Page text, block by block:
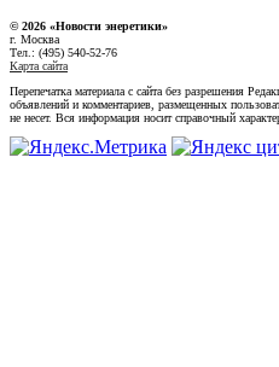
© 2026 «Новости энеретики»
г. Москва
Тел.: (495) 540-52-76
Карта сайта
Перепечатка материала с сайта без разрешения
объявлений и комментариев, размещенных
не несет. Вся информация носит справочный